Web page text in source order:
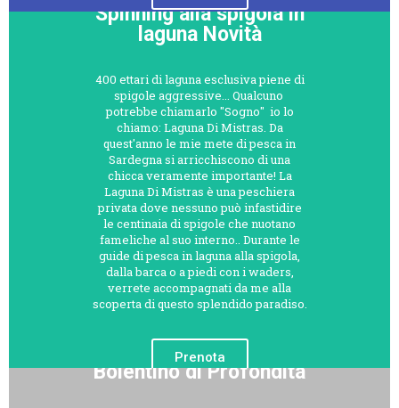
Spinning alla spigola in
laguna Novità
400 ettari di laguna esclusiva piene di
spigole aggressive... Qualcuno
potrebbe chiamarlo "Sogno" io lo
chiamo: Laguna Di Mistras. Da
quest'anno le mie mete di pesca in
Sardegna si arricchiscono di una
chicca veramente importante! La
Laguna Di Mistras è una peschiera
privata dove nessuno può infastidire
le centinaia di spigole che nuotano
fameliche al suo interno.. Durante le
guide di pesca in laguna alla spigola,
dalla barca o a piedi con i waders,
verrete accompagnati da me alla
scoperta di questo splendido paradiso.
Prenota
Bolentino di Profondità